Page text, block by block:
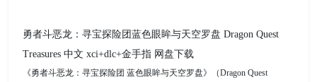
勇者斗恶龙：寻宝探险团蓝色眼眸与天空罗盘 Dragon Quest
Treasures 中文 xci+dlc+金手指 网盘下载
《勇者斗恶龙：寻宝探险团 蓝色眼眸与天空罗盘》（Dragon Quest